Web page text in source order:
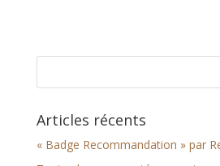
Articles récents
« Badge Recommandation » par